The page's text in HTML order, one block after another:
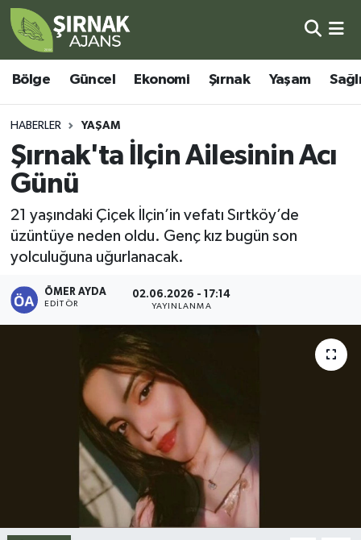
Bölge Güncel Ekonomi Şırnak Yaşam
HABERLER YAŞAM
Şırnak'ta İlçin Ailesinin Acı
Günü
21 yaşındaki Çiçek İlçin’in vefatı Sırtköy’de
üzüntüye neden oldu. Genç kız bugün son
yolculuğuna uğurlanacak.
ÖMER AYDA
EDITÖR
02.06.2026 - 17:14
YAYINLANMA
Bölge
Güncel
Ekonomi
Şırnak
Yaşam
Sağlık
Eğitim
Kültür - Sanat
Siyaset
Teknoloji
Yazarlar
Şırnak Nöbetçi Eczaneler
Şırnak Hava Durumu
Şirnak Namaz Vakitleri
Şırnak Trafik Yoğunluk Haritası
Süper Lig Puan Durumu ve Fikstür
Tüm Manşetler
Son Dakika Haberleri